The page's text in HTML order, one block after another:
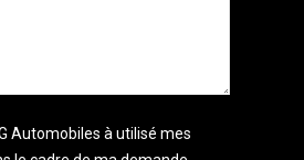
Automobiles à utilisé mes